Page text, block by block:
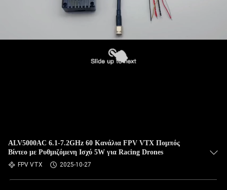
ALV5000AC 6.1-7.2GHz 60 Κανάλια FPV VTX Πομπός
Βίντεο με Ρυθμιζόμενη Ισχύ 5W για Racing Drones
FPV VTX 2025-10-27